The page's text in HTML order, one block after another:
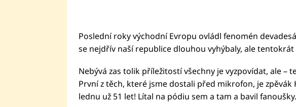
Poslední roky východní Evropu ovládl fenomén
se nejdřív naší republice dlouhou vyhýbaly, ale
Nebývá zas tolik příležitostí všechny je vyzpovídat, ale –
První z těch, které jsme dostali před mikrofon, je zpěvák
lednu už 51 let! Lítal na pódiu sem a tam a bavil fanoušky.